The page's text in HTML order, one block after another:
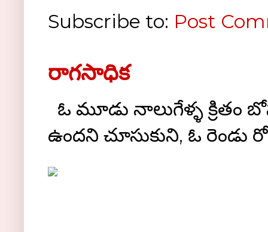
Subscribe to: Post
రాగసాధిక
ఓ మూడు నాలుగేళ్ళ క్రితం
ఉందని చూసుకుని, ఓ రెండు